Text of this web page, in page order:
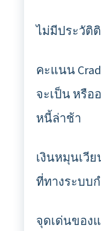
ไม่มีประวัติ
คะแนน
จะเป็น หรือ
หนี้ล่าช้า
เงินหมุนเวี
ที่ทางระบบ
จุดเด่นของ